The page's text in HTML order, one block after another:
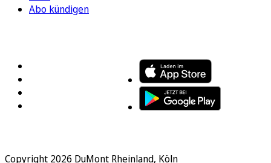
Abo kündigen
Copyright 2026 DuMont Rheinland, Köln